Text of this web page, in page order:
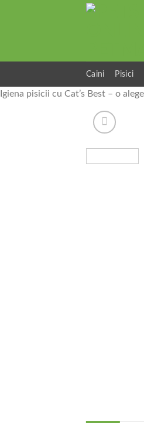
Caini Pisici
Igiena pisicii cu Cat’s Best – o